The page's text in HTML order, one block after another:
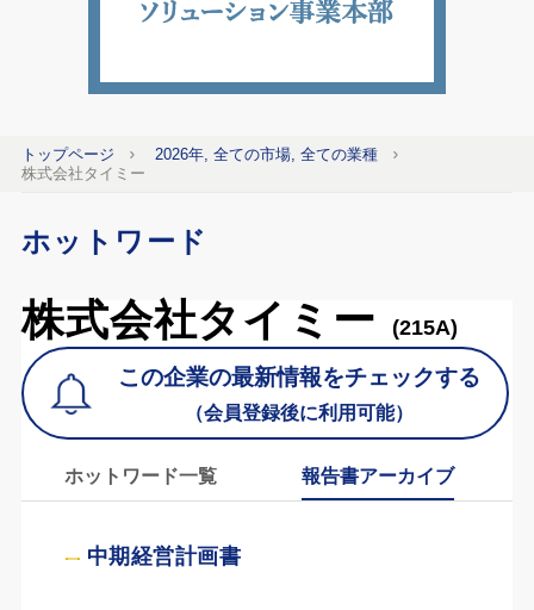
トップページ
2026年, 全ての市場, 全ての業種
株式会社タイミー
ホットワード
株式会社タイミー (215A)
この企業の最新情報をチェックする
（会員登録後に利用可能）
ホットワード一覧 報告書アーカイブ
中期経営計画書